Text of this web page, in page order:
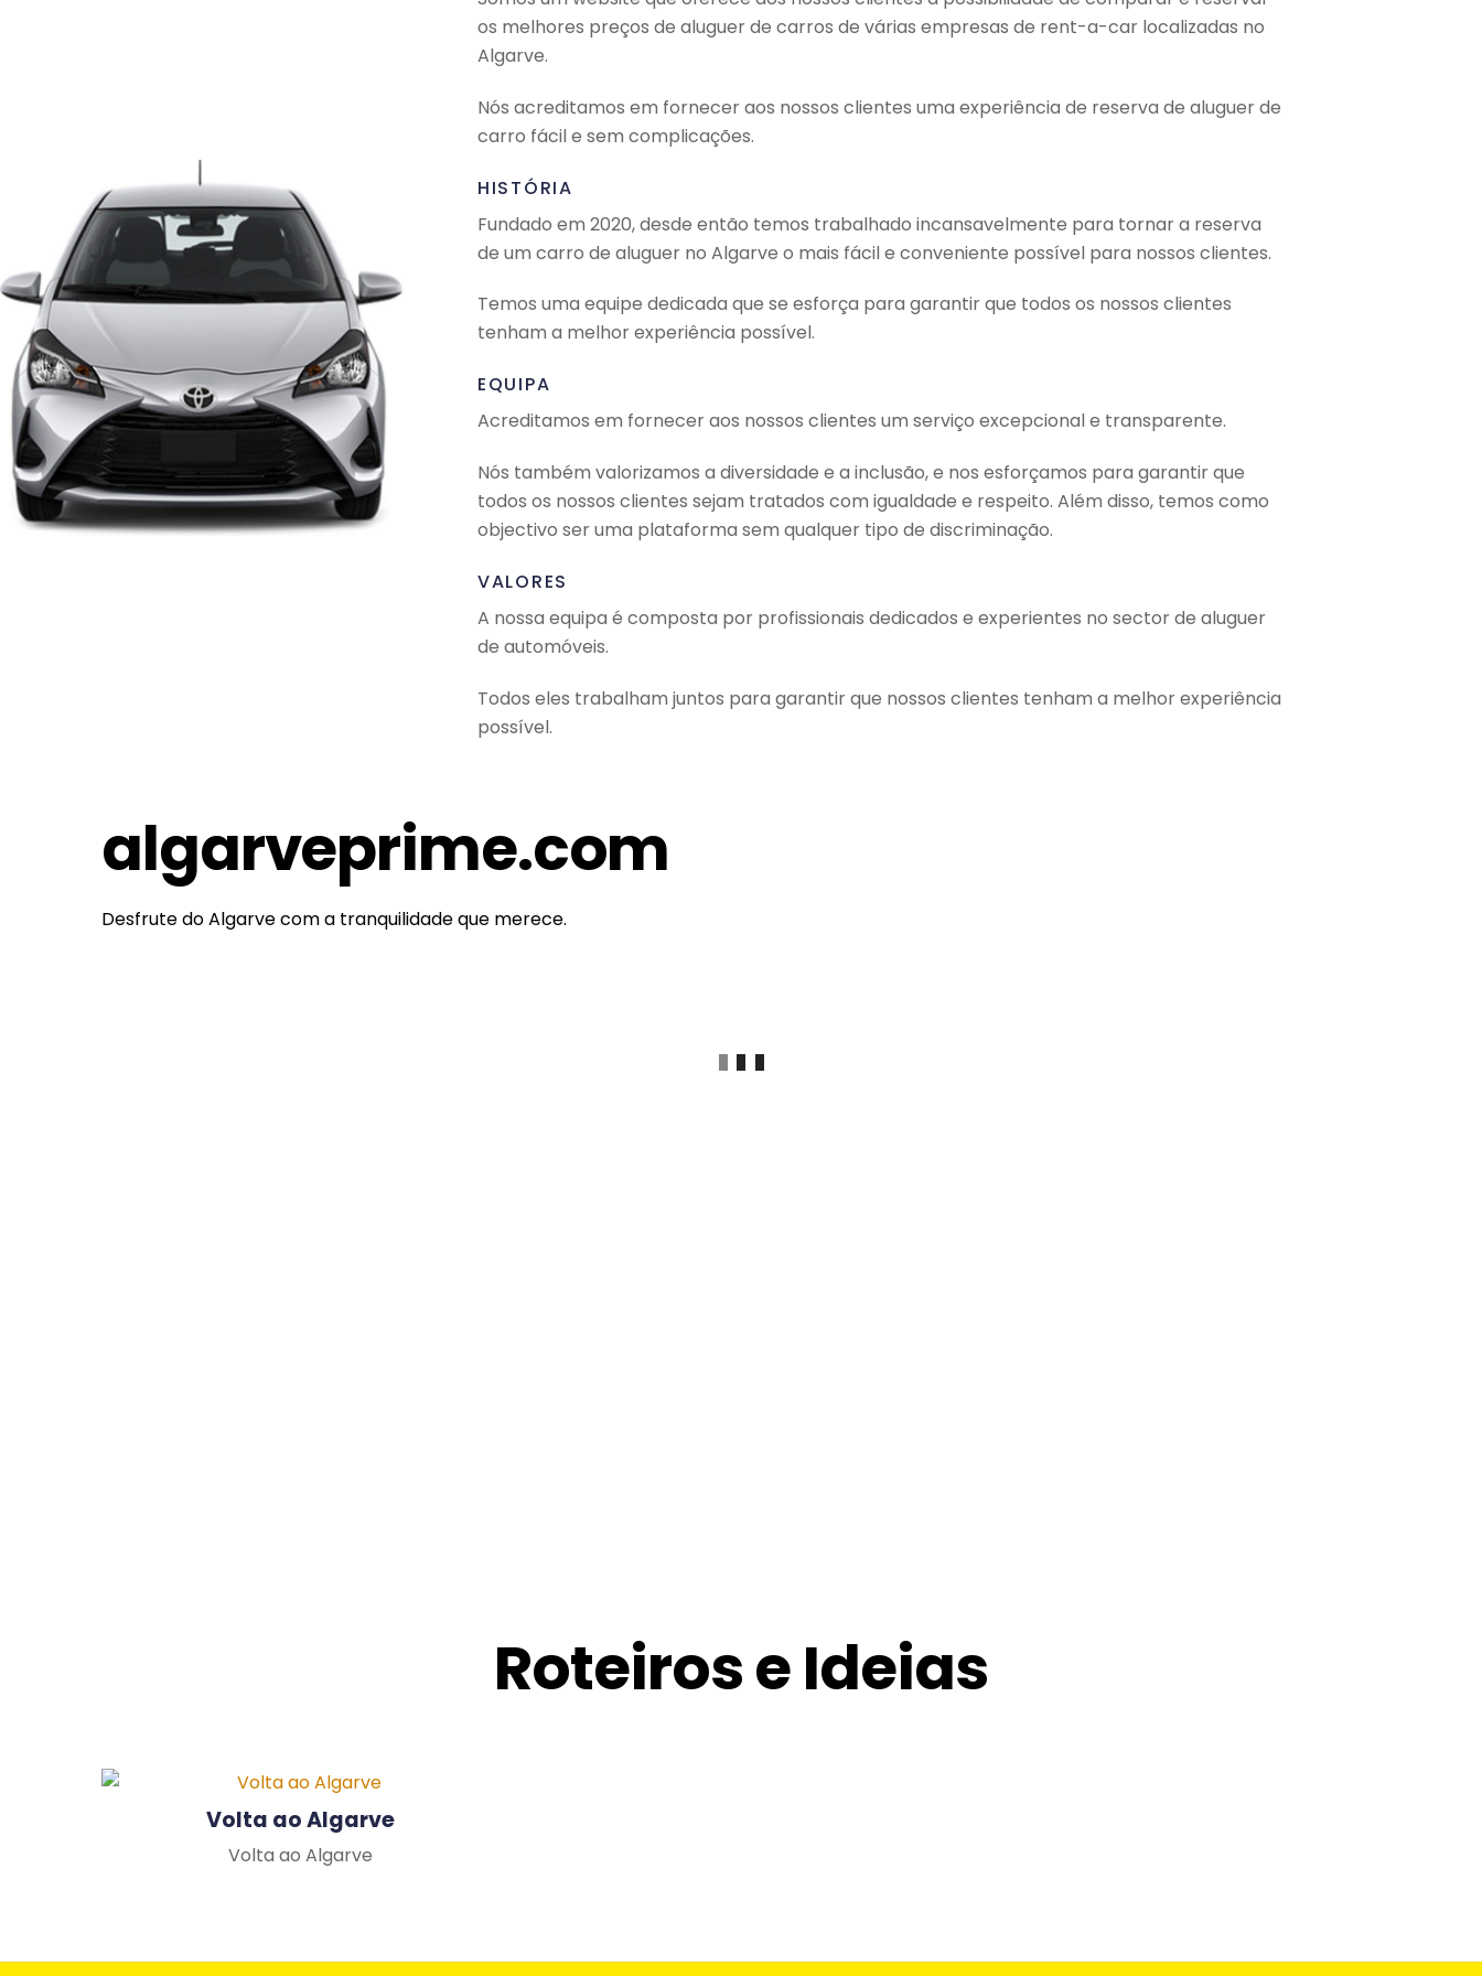
os melhores preços de aluguer de carros de várias empresas de rent-a-car localizadas no
Algarve.
Nós acreditamos em fornecer aos nossos clientes uma experiência de reserva de aluguer de
carro fácil e sem complicações.
HISTÓRIA
Fundado em 2020, desde então temos trabalhado incansavelmente para tornar a reserva
de um carro de aluguer no Algarve o mais fácil e conveniente possível para nossos clientes.
Temos uma equipe dedicada que se esforça para garantir que todos os nossos clientes
tenham a melhor experiência possível.
EQUIPA
Acreditamos em fornecer aos nossos clientes um serviço excepcional e transparente.
Nós também valorizamos a diversidade e a inclusão, e nos esforçamos para garantir que
todos os nossos clientes sejam tratados com igualdade e respeito. Além disso, temos como
objectivo ser uma plataforma sem qualquer tipo de discriminação.
VALORES
A nossa equipa é composta por profissionais dedicados e experientes no sector de aluguer
de automóveis.
Todos eles trabalham juntos para garantir que nossos clientes tenham a melhor experiência
possível.
algarveprime.com
Desfrute do Algarve com a tranquilidade que merece.
Roteiros e Ideias
Volta ao Algarve
Volta ao Algarve